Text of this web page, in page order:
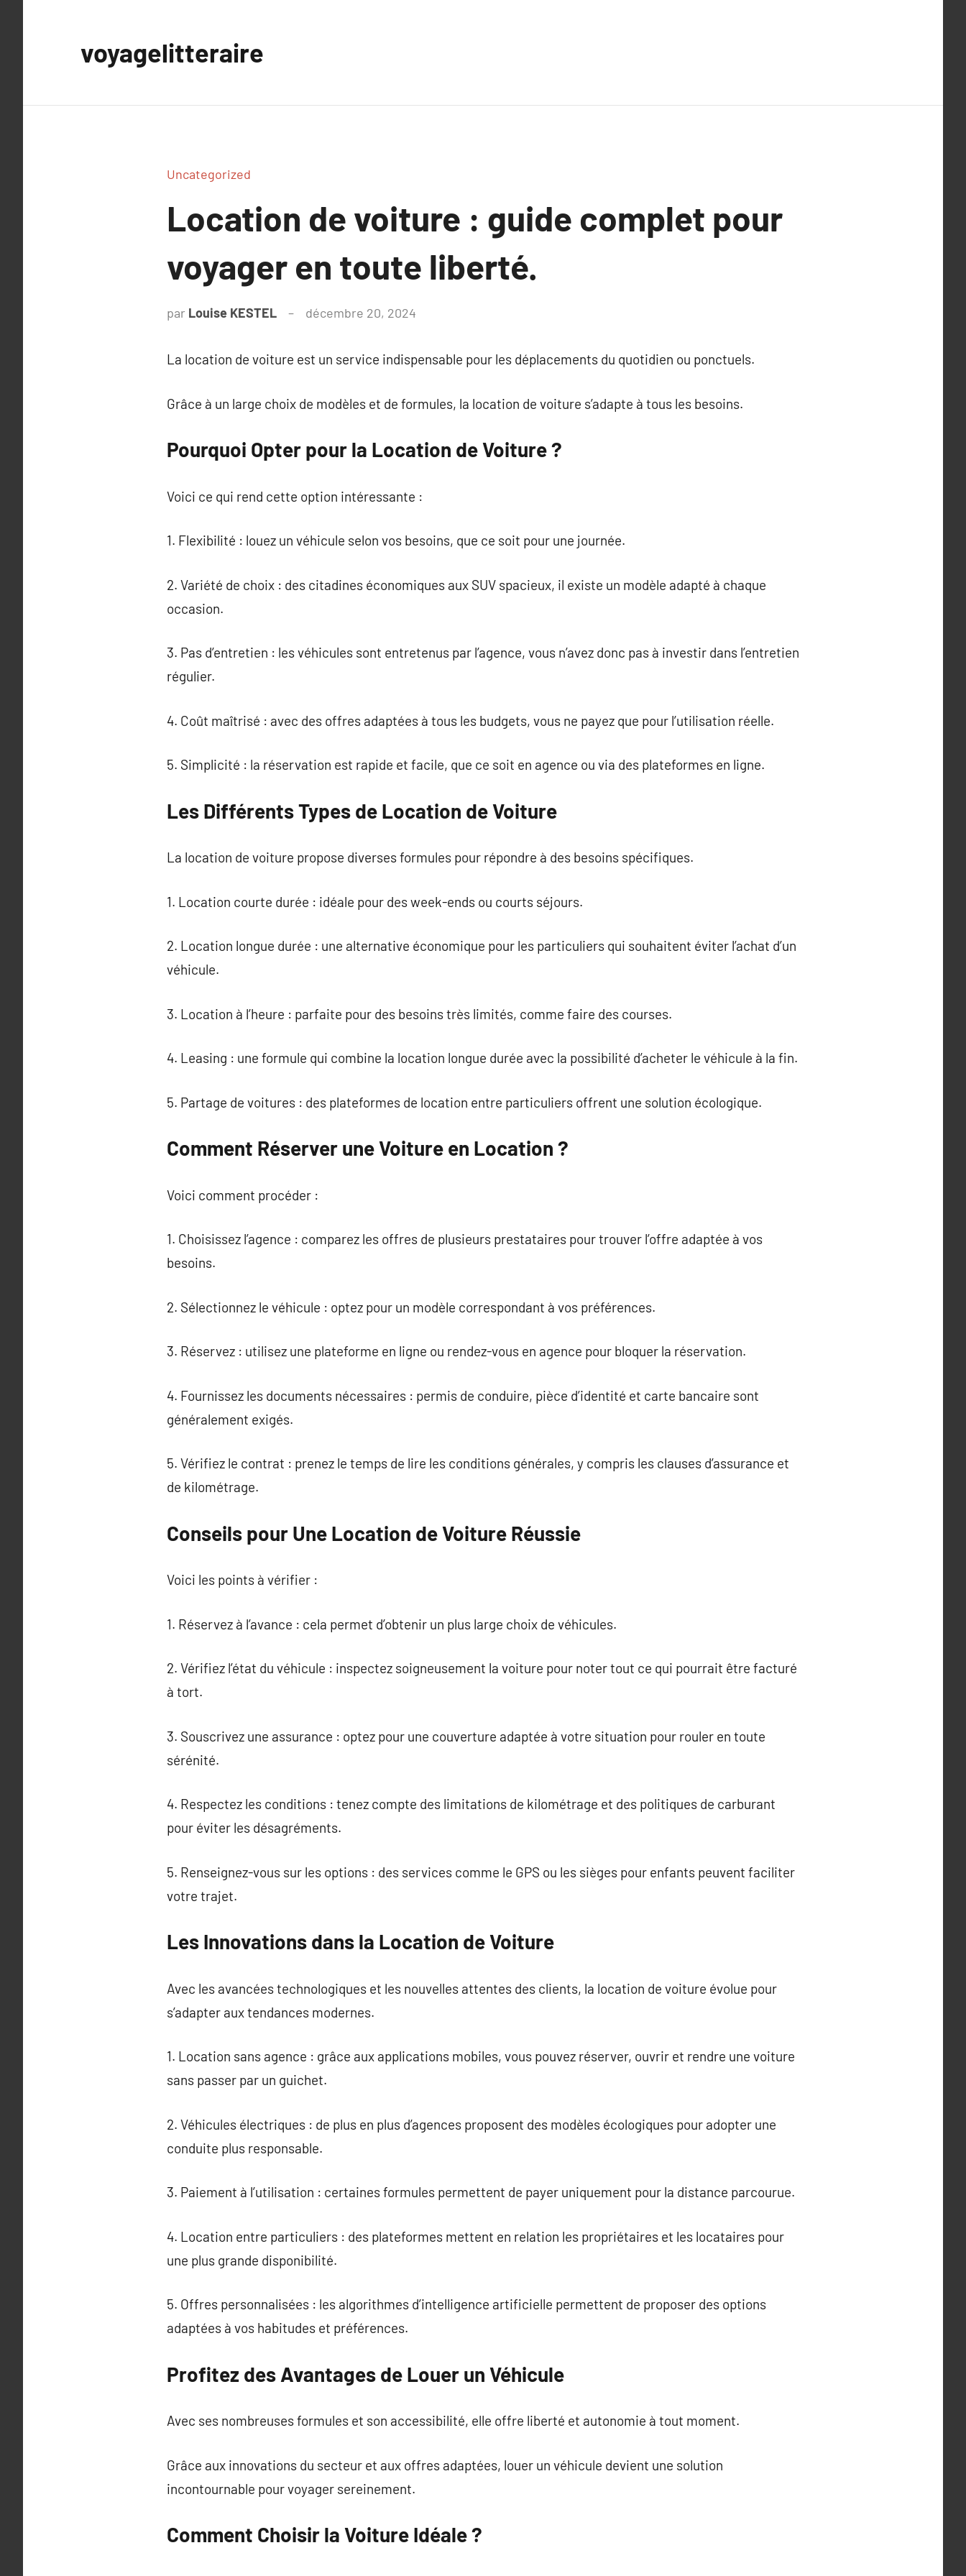
voyagelitteraire
Uncategorized
Location de voiture : guide complet pour
voyager en toute liberté.
par Louise KESTEL décembre 20, 2024
La location de voiture est un service indispensable pour les déplacements du quotidien ou ponctuels.
Grâce à un large choix de modèles et de formules, la location de voiture s’adapte à tous les besoins.
Pourquoi Opter pour la Location de Voiture ?
Voici ce qui rend cette option intéressante :
1. Flexibilité : louez un véhicule selon vos besoins, que ce soit pour une journée.
2. Variété de choix : des citadines économiques aux SUV spacieux, il existe un modèle adapté à chaque
occasion.
3. Pas d’entretien : les véhicules sont entretenus par l’agence, vous n’avez donc pas à investir dans l’entretien
régulier.
4. Coût maîtrisé : avec des offres adaptées à tous les budgets, vous ne payez que pour l’utilisation réelle.
5. Simplicité : la réservation est rapide et facile, que ce soit en agence ou via des plateformes en ligne.
Les Différents Types de Location de Voiture
La location de voiture propose diverses formules pour répondre à des besoins spécifiques.
1. Location courte durée : idéale pour des week-ends ou courts séjours.
2. Location longue durée : une alternative économique pour les particuliers qui souhaitent éviter l’achat d’un
véhicule.
3. Location à l’heure : parfaite pour des besoins très limités, comme faire des courses.
4. Leasing : une formule qui combine la location longue durée avec la possibilité d’acheter le véhicule à la fin.
5. Partage de voitures : des plateformes de location entre particuliers offrent une solution écologique.
Comment Réserver une Voiture en Location ?
Voici comment procéder :
1. Choisissez l’agence : comparez les offres de plusieurs prestataires pour trouver l’offre adaptée à vos
besoins.
2. Sélectionnez le véhicule : optez pour un modèle correspondant à vos préférences.
3. Réservez : utilisez une plateforme en ligne ou rendez-vous en agence pour bloquer la réservation.
4. Fournissez les documents nécessaires : permis de conduire, pièce d’identité et carte bancaire sont
généralement exigés.
5. Vérifiez le contrat : prenez le temps de lire les conditions générales, y compris les clauses d’assurance et
de kilométrage.
Conseils pour Une Location de Voiture Réussie
Voici les points à vérifier :
1. Réservez à l’avance : cela permet d’obtenir un plus large choix de véhicules.
2. Vérifiez l’état du véhicule : inspectez soigneusement la voiture pour noter tout ce qui pourrait être facturé
à tort.
3. Souscrivez une assurance : optez pour une couverture adaptée à votre situation pour rouler en toute
sérénité.
4. Respectez les conditions : tenez compte des limitations de kilométrage et des politiques de carburant
pour éviter les désagréments.
5. Renseignez-vous sur les options : des services comme le GPS ou les sièges pour enfants peuvent faciliter
votre trajet.
Les Innovations dans la Location de Voiture
Avec les avancées technologiques et les nouvelles attentes des clients, la location de voiture évolue pour
s’adapter aux tendances modernes.
1. Location sans agence : grâce aux applications mobiles, vous pouvez réserver, ouvrir et rendre une voiture
sans passer par un guichet.
2. Véhicules électriques : de plus en plus d’agences proposent des modèles écologiques pour adopter une
conduite plus responsable.
3. Paiement à l’utilisation : certaines formules permettent de payer uniquement pour la distance parcourue.
4. Location entre particuliers : des plateformes mettent en relation les propriétaires et les locataires pour
une plus grande disponibilité.
5. Offres personnalisées : les algorithmes d’intelligence artificielle permettent de proposer des options
adaptées à vos habitudes et préférences.
Profitez des Avantages de Louer un Véhicule
Avec ses nombreuses formules et son accessibilité, elle offre liberté et autonomie à tout moment.
Grâce aux innovations du secteur et aux offres adaptées, louer un véhicule devient une solution
incontournable pour voyager sereinement.
Comment Choisir la Voiture Idéale ?